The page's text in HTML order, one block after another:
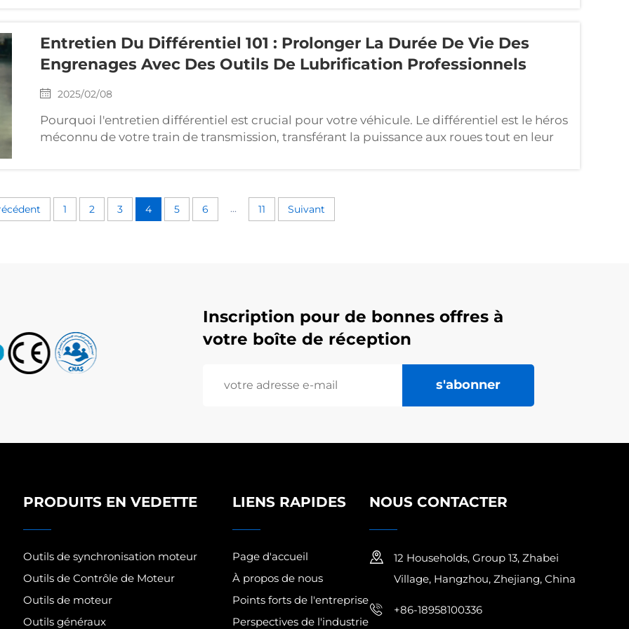
Entretien Du Différentiel 101 : Prolonger La Durée De Vie Des
Engrenages Avec Des Outils De Lubrification Professionnels
2025/02/08
Pourquoi l'entretien différentiel est crucial pour votre véhicule. Le différentiel est le héros
méconnu de votre train de transmission, transférant la puissance aux roues tout en leur
1 2 3 4 5 6 ... 11 Suivant
Inscription pour de bonnes offres à
votre boîte de réception
s'abonner
PRODUITS EN VEDETTE
Outils de synchronisation moteur
Outils de Contrôle de Moteur
Outils de moteur
Outils généraux
LIENS RAPIDES
Page d'accueil
À propos de nous
Points forts de l'entreprise
Perspectives de l'industrie
NOUS CONTACTER
12 Households, Group 13, Zhabei
Village, Hangzhou, Zhejiang, China
+86-18958100336